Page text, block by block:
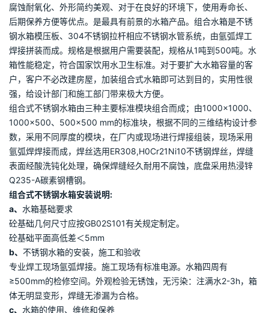
防止水的扰动。
优点十：水箱轻便而强度高，采用液压单模成型，具有成形好、精
度高、内应力小、表面无磨损优点等。
组合式不锈钢水箱安装说明
组合式水箱是现在建筑行业内采用最广泛的的玻璃钢水箱的替代
品，组合式不锈钢水箱由SUS304食品级不锈钢板冲压成型并拼装
焊接而成，具有蓄水能力强、水箱强度高、水箱本身的质量轻、耐
腐蚀耐氧化、外形简约美观、对于在良好的环境下，使用寿命长、
后期保养方便等优点。是最具有前景的水箱产品。组合水箱是不锈
钢水箱模压板、304不锈钢拉杆相应不锈钢水管系统，由氩弧焊工
焊接拼装而成。规格是根据用户需要装配，规格从1吨到500吨。水
箱性能稳定，符合国家饮用水卫生标准。对于要扩大水箱容量的客
户，客户不必改建房屋，加装组合式水箱即可达到目的，实用性很
强，给设计部门和施工部门带来极大方便。
组合式不锈钢水箱由三种主要标准模块组合而成；由1000×1000、
1000×500、500×500 mm的标准块，根据不同的三维结构设计参
数，采用不同厚度的模块，在厂内或现场进行焊接组装，现场采用
氩弧焊焊接而成，焊丝选用ER308,H0Cr21Ni10不锈钢焊丝，焊缝